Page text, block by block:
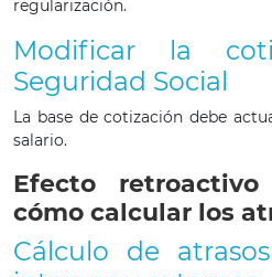
regularización.
Modificar la
Seguridad Social
La base de cotización debe
salario.
Efecto
cómo calcular los
Cálculo de